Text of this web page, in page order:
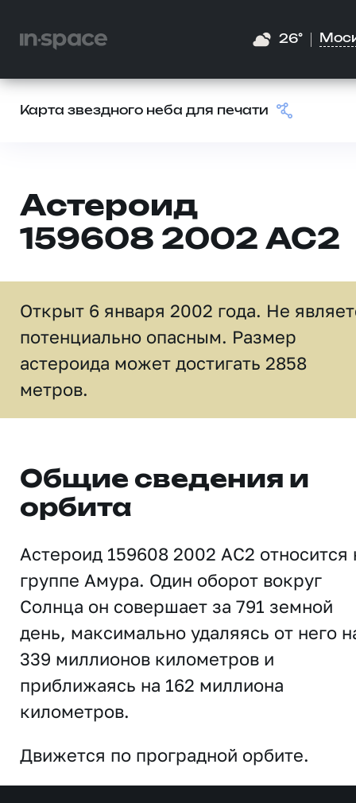
26°
Карта звездного неба для печати
Астероид
159608 2002 AC2
Открыт 6 января 2002 года. Не
потенциально опасным. Размер
астероида может достигать 2858
метров.
Общие сведения и
орбита
Астероид 159608 2002 AC2 относится
группе Амура. Один оборот вокруг
Солнца он совершает за 791 земной
день, максимально удаляясь от него
339 миллионов километров и
приближаясь на 162 миллиона
километров.
Движется по проградной орбите.